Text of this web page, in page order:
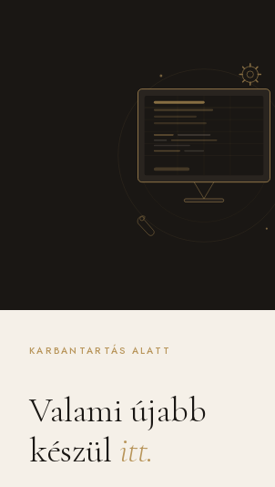
KARBANTARTÁS ALATT
Valami újabb
készül itt.